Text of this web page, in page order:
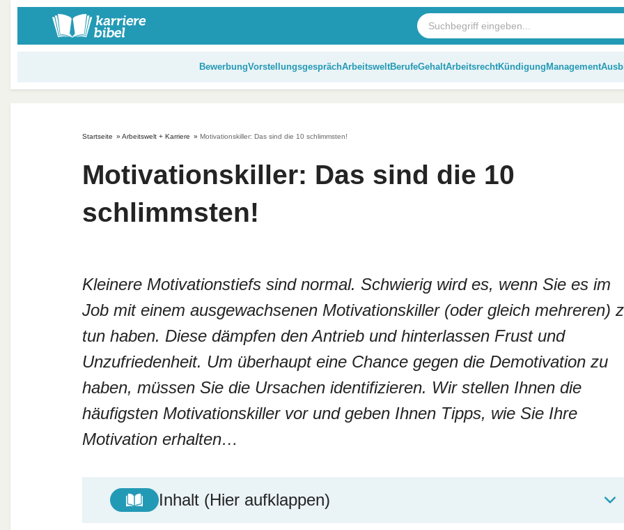
BewerbungVorstellungsgesprächArbeitsweltBerufeGehaltArbeitsrechtKündigung Management
Startseite » Arbeitswelt + Karriere » Motivationskiller: Das sind die 10 schlimmsten!
Motivationskiller: Das sind die 10
schlimmsten!
Kleinere Motivationstiefs sind normal. Schwierig wird es, wenn Sie es im
Job mit einem ausgewachsenen Motivationskiller (oder gleich mehreren)
tun haben. Diese dämpfen den Antrieb und hinterlassen Frust und
Unzufriedenheit. Um überhaupt eine Chance gegen die Demotivation zu
haben, müssen Sie die Ursachen identifizieren. Wir stellen Ihnen die
häufigsten Motivationskiller vor und geben Ihnen Tipps, wie Sie Ihre
Motivation erhalten…
Inhalt (Hier aufklappen)